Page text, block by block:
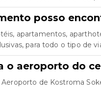
posso
apartamentos,
para todo o tipo de
o aeroporto do
de Kostroma